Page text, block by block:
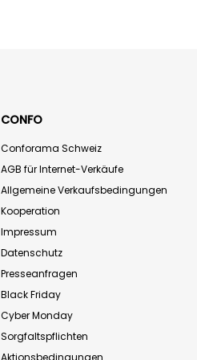
CONFO
Conforama Schweiz
AGB für Internet-Verkäufe
Allgemeine Verkaufsbedingungen
Kooperation
Impressum
Datenschutz
Presseanfragen
Black Friday
Cyber Monday
Sorgfaltspflichten